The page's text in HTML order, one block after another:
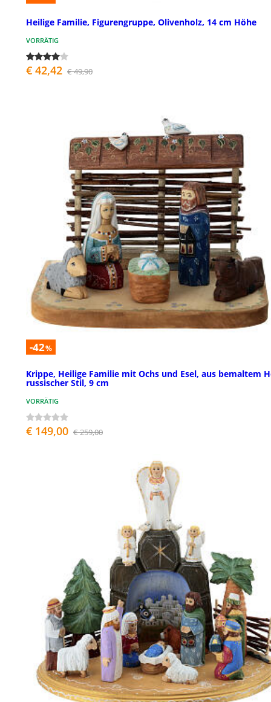
Heilige Familie, Figurengruppe, Olivenholz, 14 cm Höhe
VORRÄTIG
€ 42,42 € 49,90
-42%
Krippe, Heilige Familie mit Ochs und Esel, aus bemaltem
russischer Stil, 9 cm
VORRÄTIG
€ 149,00 € 259,00